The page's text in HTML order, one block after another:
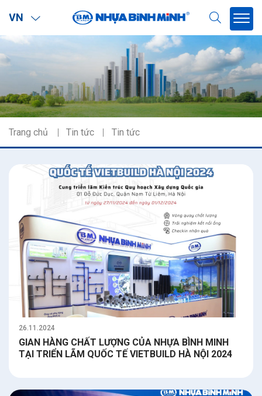
VN
Trang chủ Tin tức Tin tức
26.11.2024
GIAN HÀNG CHẤT LƯỢNG CỦA NHỰA BÌNH MINH
TẠI TRIỂN LÃM QUỐC TẾ VIETBUILD HÀ NỘI 2024